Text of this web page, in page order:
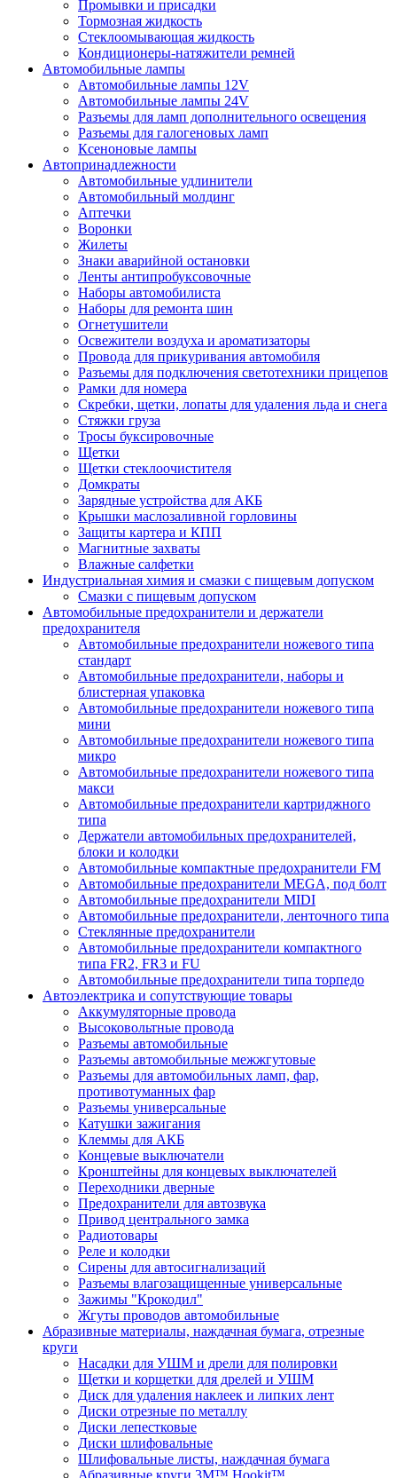
Промывки и присадки
Тормозная жидкость
Стеклоомывающая жидкость
Кондиционеры-натяжители ремней
Автомобильные лампы
Автомобильные лампы 12V
Автомобильные лампы 24V
Разъемы для ламп дополнительного освещения
Разъемы для галогеновых ламп
Ксеноновые лампы
Автопринадлежности
Автомобильные удлинители
Автомобильный молдинг
Аптечки
Воронки
Жилеты
Знаки аварийной остановки
Ленты антипробуксовочные
Наборы автомобилиста
Наборы для ремонта шин
Огнетушители
Освежители воздуха и ароматизаторы
Провода для прикуривания автомобиля
Разъемы для подключения светотехники прицепов
Рамки для номера
Скребки, щетки, лопаты для удаления льда и снега
Стяжки груза
Тросы буксировочные
Щетки
Щетки стеклоочистителя
Домкраты
Зарядные устройства для АКБ
Крышки маслозаливной горловины
Защиты картера и КПП
Магнитные захваты
Влажные салфетки
Индустриальная химия и смазки с пищевым допуском
Смазки с пищевым допуском
Автомобильные предохранители и держатели
предохранителя
Автомобильные предохранители ножевого типа
стандарт
Автомобильные предохранители, наборы и
блистерная упаковка
Автомобильные предохранители ножевого типа
мини
Автомобильные предохранители ножевого типа
микро
Автомобильные предохранители ножевого типа
макси
Автомобильные предохранители картриджного
типа
Держатели автомобильных предохранителей,
блоки и колодки
Автомобильные компактные предохранители FM
Автомобильные предохранители MEGA, под болт
Автомобильные предохранители MIDI
Автомобильные предохранители, ленточного типа
Стеклянные предохранители
Автомобильные предохранители компактного
типа FR2, FR3 и FU
Автомобильные предохранители типа торпедо
Автоэлектрика и сопутствующие товары
Аккумуляторные провода
Высоковольтные провода
Разъемы автомобильные
Разъемы автомобильные межжгутовые
Разъемы для автомобильных ламп, фар,
противотуманных фар
Разъемы универсальные
Катушки зажигания
Клеммы для АКБ
Концевые выключатели
Кронштейны для концевых выключателей
Переходники дверные
Предохранители для автозвука
Привод центрального замка
Радиотовары
Реле и колодки
Сирены для автосигнализаций
Разъемы влагозащищенные универсальные
Зажимы "Крокодил"
Жгуты проводов автомобильные
Абразивные материалы, наждачная бумага, отрезные
круги
Насадки для УШМ и дрели для полировки
Щетки и корщетки для дрелей и УШМ
Диск для удаления наклеек и липких лент
Диски отрезные по металлу
Диски лепестковые
Диски шлифовальные
Шлифовальные листы, наждачная бумага
Абразивные круги 3M™ Hookit™